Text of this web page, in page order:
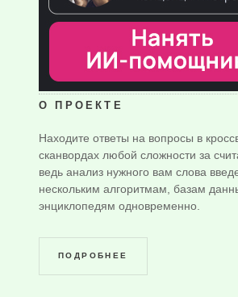
О ПРОЕКТЕ
Находите ответы на вопросы в
сканвордах любой сложности за
ведь анализ нужного вам слова
нескольким алгоритмам, базам
энциклопедям одновременно.
ПОДРОБНЕЕ